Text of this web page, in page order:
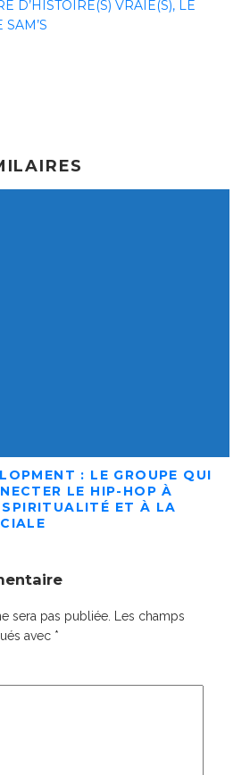
D’HISTOIRE(S) VRAIE(S), LE
: LE GROUPE QUI
LE HIP-HOP À
SPIRITUALITÉ ET À LA
sera pas publiée. Les champs
avec *